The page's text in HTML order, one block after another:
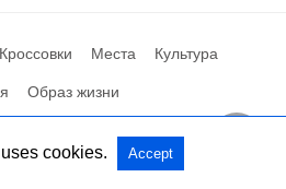
Кроссовки Места Культура
Образ жизни
мобильную версию
cookies. Accept